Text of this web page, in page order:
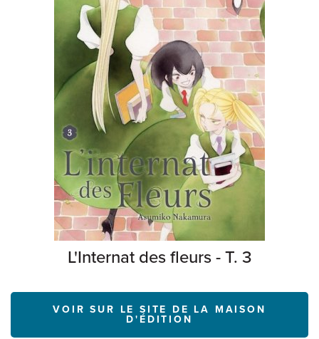
L'Internat des fleurs - T. 3
VOIR SUR LE SITE DE LA MAISON
D'ÉDITION